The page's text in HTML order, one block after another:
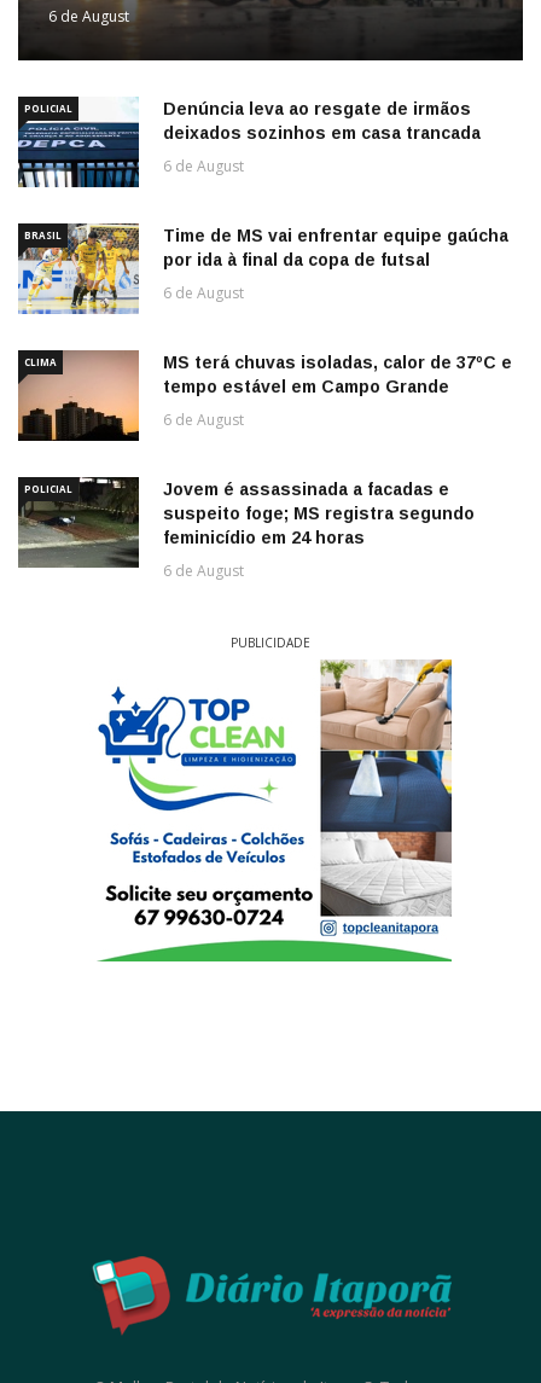
6 de August
POLICIAL
Denúncia leva ao resgate de irmãos
deixados sozinhos em casa trancada
6 de August
BRASIL
Time de MS vai enfrentar equipe gaúcha
por ida à final da copa de futsal
6 de August
CLIMA
MS terá chuvas isoladas, calor de 37ºC e
tempo estável em Campo Grande
6 de August
POLICIAL
Jovem é assassinada a facadas e
suspeito foge; MS registra segundo
feminicídio em 24 horas
6 de August
PUBLICIDADE